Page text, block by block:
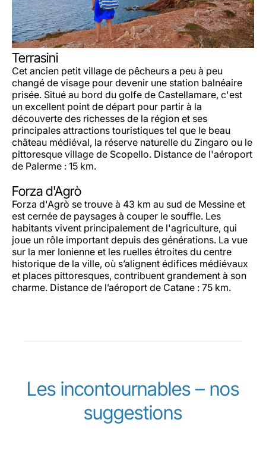
Terrasini
Cet ancien petit village de pêcheurs a peu à peu
changé de visage pour devenir une station balnéaire
prisée. Situé au bord du golfe de Castellamare, c'est
un excellent point de départ pour partir à la
découverte des richesses de la région et ses
principales attractions touristiques tel que le beau
château médiéval, la réserve naturelle du Zingaro ou le
pittoresque village de Scopello. Distance de l'aéroport
de Palerme : 15 km.
Forza d'Agrò
Forza d'Agrò se trouve à 43 km au sud de Messine et
est cernée de paysages à couper le souffle. Les
habitants vivent principalement de l'agriculture, qui
joue un rôle important depuis des générations. La vue
sur la mer Ionienne et les ruelles étroites du centre
historique de la ville, où s’alignent édifices médiévaux
et places pittoresques, contribuent grandement à son
charme. Distance de l’aéroport de Catane : 75 km.
Les incontournables – nos
suggestions